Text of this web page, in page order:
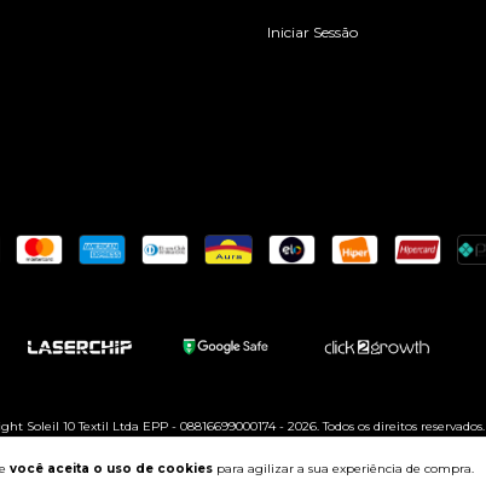
você aceita o uso de cookies para agilizar a sua experiência de compra.
Iniciar Sessão
Soleil 10 Textil Ltda EPP - 08816699000174 - 2026. Todos os direitos reservados.